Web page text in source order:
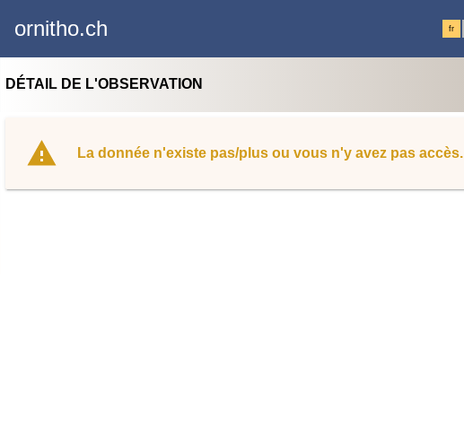
ornitho.ch fr
DÉTAIL DE L'OBSERVATION
La donnée n'existe pas/plus ou vous n'y avez pas accès.